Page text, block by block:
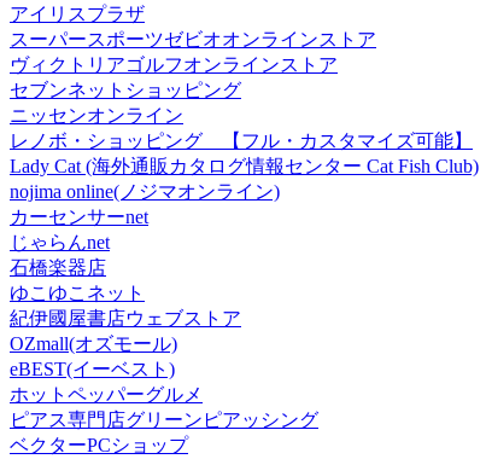
アイリスプラザ
スーパースポーツゼビオオンラインストア
ヴィクトリアゴルフオンラインストア
セブンネットショッピング
ニッセンオンライン
レノボ・ショッピング 【フル・カスタマイズ可能】
Lady Cat (海外通販カタログ情報センター Cat Fish Club)
nojima online(ノジマオンライン)
カーセンサーnet
じゃらんnet
石橋楽器店
ゆこゆこネット
紀伊國屋書店ウェブストア
OZmall(オズモール)
eBEST(イーベスト)
ホットペッパーグルメ
ピアス専門店グリーンピアッシング
ベクターPCショップ